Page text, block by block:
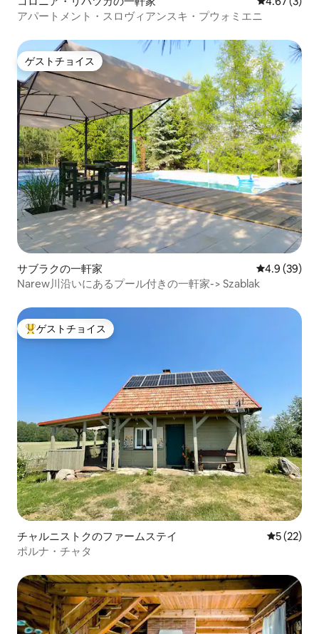
アパートメント・スロヴィアンスキ・プウォミエニ
ゲストチョイス
ゲストチョイス
サブラクの一軒家 レビュー39
4.9 (39)
Narew川沿いにあるプール付きの一軒家-> Szablak
大好評のゲストチョイスです。
ゲストチョイス
チャルニストクのファームステイ レビュー
5 (22)
ポルナ・チャタ